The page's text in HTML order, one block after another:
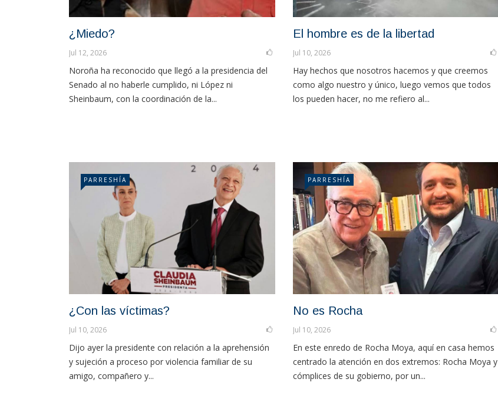
¿Miedo?
Jul 12, 2026
Noroña ha reconocido que llegó a la presidencia del
Senado al no haberle cumplido, ni López ni
Sheinbaum, con la coordinación de la...
El hombre es de la libertad
Jul 10, 2026
Hay hechos que nosotros hacemos y que creemos
como algo nuestro y único, luego vemos que todos
los pueden hacer, no me refiero al...
PARRESHÍA
¿Con las víctimas?
Jul 10, 2026
Dijo ayer la presidente con relación a la aprehensión
y sujeción a proceso por violencia familiar de su
amigo, compañero y...
PARRESHÍA
No es Rocha
Jul 10, 2026
En este enredo de Rocha Moya, aquí en casa hemos
centrado la atención en dos extremos: Rocha Moya y
cómplices de su gobierno, por un...